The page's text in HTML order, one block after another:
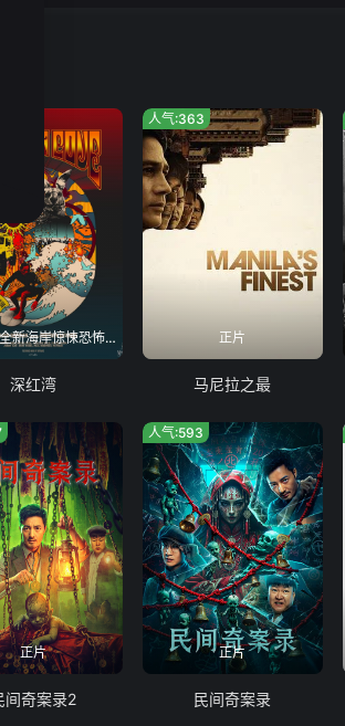
2026 年全新海岸惊悚恐怖电影,暂无院线引进计划
深红湾
正片
人气:363
马尼拉之最
正片
间奇案录2
正片
人气:593
民间奇案录